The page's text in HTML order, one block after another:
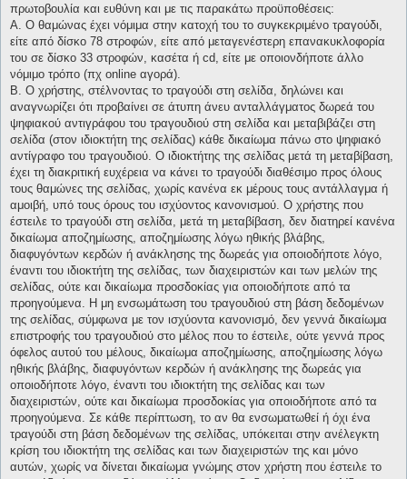
πρωτοβουλία και ευθύνη και με τις παρακάτω προϋποθέσεις:
Α. Ο θαμώνας έχει νόμιμα στην κατοχή του το συγκεκριμένο τραγούδι,
είτε από δίσκο 78 στροφών, είτε από μεταγενέστερη επανακυκλοφορία
του σε δίσκο 33 στροφών, κασέτα ή cd, είτε με οποιονδήποτε άλλο
νόμιμο τρόπο (πχ online αγορά).
Β. Ο χρήστης, στέλνοντας το τραγούδι στη σελίδα, δηλώνει και
αναγνωρίζει ότι προβαίνει σε άτυπη άνευ ανταλλάγματος δωρεά του
ψηφιακού αντιγράφου του τραγουδιού στη σελίδα και μεταβιβάζει στη
σελίδα (στον ιδιοκτήτη της σελίδας) κάθε δικαίωμα πάνω στο ψηφιακό
αντίγραφο του τραγουδιού. Ο ιδιοκτήτης της σελίδας μετά τη μεταβίβαση,
έχει τη διακριτική ευχέρεια να κάνει το τραγούδι διαθέσιμο προς όλους
τους θαμώνες της σελίδας, χωρίς κανένα εκ μέρους τους αντάλλαγμα ή
αμοιβή, υπό τους όρους του ισχύοντος κανονισμού. Ο χρήστης που
έστειλε το τραγούδι στη σελίδα, μετά τη μεταβίβαση, δεν διατηρεί κανένα
δικαίωμα αποζημίωσης, αποζημίωσης λόγω ηθικής βλάβης,
διαφυγόντων κερδών ή ανάκλησης της δωρεάς για οποιοδήποτε λόγο,
έναντι του ιδιοκτήτη της σελίδας, των διαχειριστών και των μελών της
σελίδας, ούτε και δικαίωμα προσδοκίας για οποιοδήποτε από τα
προηγούμενα. Η μη ενσωμάτωση του τραγουδιού στη βάση δεδομένων
της σελίδας, σύμφωνα με τον ισχύοντα κανονισμό, δεν γεννά δικαίωμα
επιστροφής του τραγουδιού στο μέλος που το έστειλε, ούτε γεννά προς
όφελος αυτού του μέλους, δικαίωμα αποζημίωσης, αποζημίωσης λόγω
ηθικής βλάβης, διαφυγόντων κερδών ή ανάκλησης της δωρεάς για
οποιοδήποτε λόγο, έναντι του ιδιοκτήτη της σελίδας και των
διαχειριστών, ούτε και δικαίωμα προσδοκίας για οποιοδήποτε από τα
προηγούμενα. Σε κάθε περίπτωση, το αν θα ενσωματωθεί ή όχι ένα
τραγούδι στη βάση δεδομένων της σελίδας, υπόκειται στην ανέλεγκτη
κρίση του ιδιοκτήτη της σελίδας και των διαχειριστών της και μόνο
αυτών, χωρίς να δίνεται δικαίωμα γνώμης στον χρήστη που έστειλε το